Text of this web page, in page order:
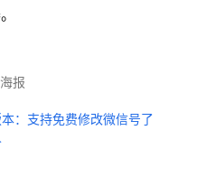
报
：支持免费修改微信号了